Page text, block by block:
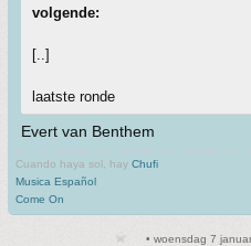
volgende:
[..]
laatste ronde
Evert van Benthem
Cuando haya sol, hay Chufi
Musica Español
Come On
• woensdag 7